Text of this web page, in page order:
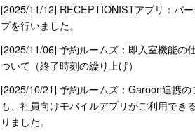
[2025/11/12] RECEPTIONISTアプリ：バ
プを行いました。
[2025/11/06] 予約ルームズ：即入室機能の
ついて（終了時刻の繰り上げ）
[2025/10/21] 予約ルームズ：Garoon連携の
も、社員向けモバイルアプリがご利用でき
りました。